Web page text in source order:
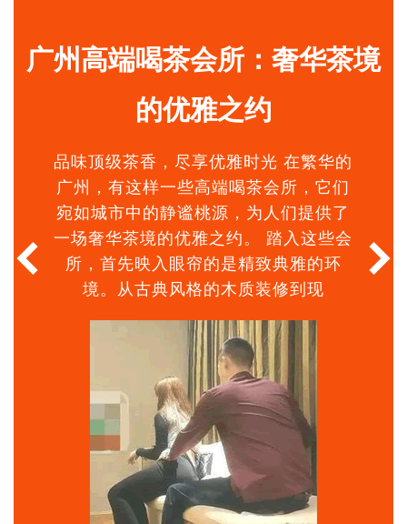
广州高端喝茶会所：奢华茶境
的优雅之约
品味顶级茶香，尽享优雅时光 在繁华的
广州，有这样一些高端喝茶会所，它们
宛如城市中的静谧桃源，为人们提供了
一场奢华茶境的优雅之约。 踏入这些会
所，首先映入眼帘的是精致典雅的环
境。从古典风格的木质装修到现